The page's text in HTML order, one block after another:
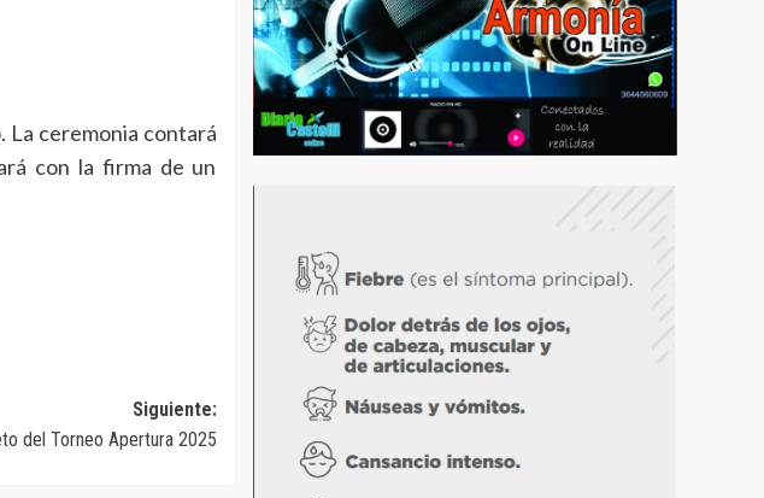
La ceremonia contará
con la firma de un
Siguiente:
del Torneo Apertura 2025